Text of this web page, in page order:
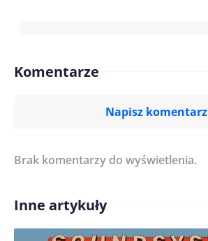
Komentarze
Napisz komentarz
Treść komentarza*
Imię/ Nick*
Brak komentarzy do wyświetlenia.
Inne artykuły